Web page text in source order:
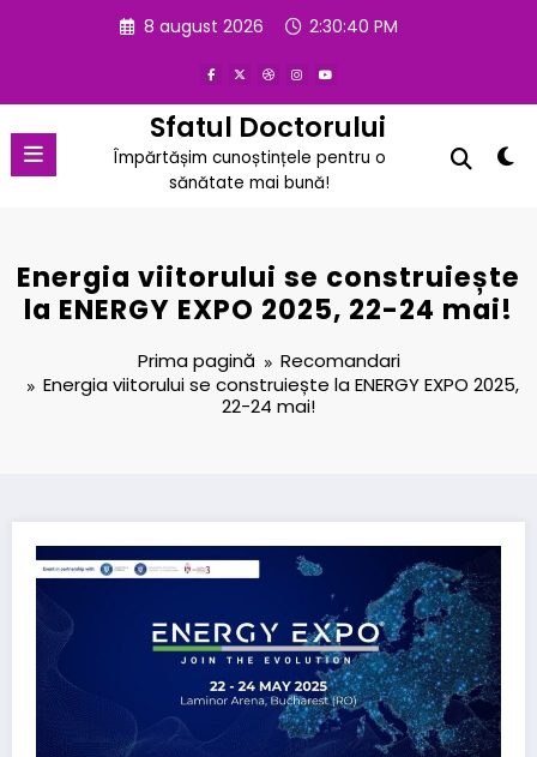
8 august 2026 2:30:41 PM
Sfatul Doctorului
Împărtășim cunoștințele pentru o
sănătate mai bună!
Energia viitorului se construiește
la ENERGY EXPO 2025, 22-24 mai!
Prima pagină
Recomandari
Energia viitorului se construiește la ENERGY EXPO 2025,
22-24 mai!